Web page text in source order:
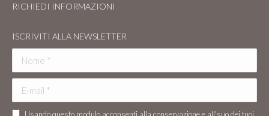
RICHIEDI INFORMAZIONI
ISCRIVITI ALLA NEWSLETTER
Usando questo modulo acconsenti alla conservazione e all'suo dei tuoi